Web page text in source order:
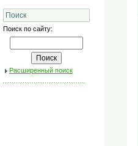
Поиск
Поиск по сайту:
Расширенный поиск